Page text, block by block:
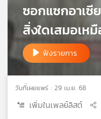
บี
เอส
แผนที่
วิทยุ
ข่าย
ซอกแซกอาเซี
สิ่งใดเสมอเห
ฟังรายการ
วันที่เผยแพร่ : 29 เม.ย. 68
เพิ่มในเพลย์ลิสต์